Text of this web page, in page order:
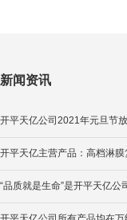
新闻资讯
开平天亿公司2021年元旦节
开平天亿主营产品：高档淋
“品质就是生命”是开平天亿公